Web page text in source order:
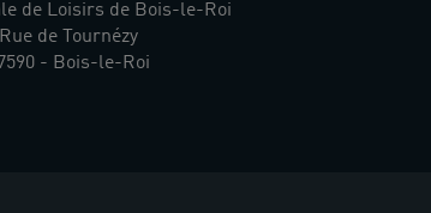
de Loisirs de Bois-le-Roi
Rue de Tournézy
- Bois-le-Roi